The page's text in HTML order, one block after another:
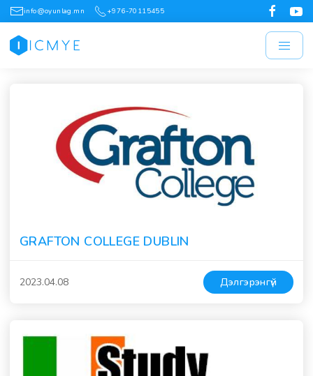
info@oyunlag.mn +976-70115455
GRAFTON COLLEGE DUBLIN
2023.04.08 Дэлгэрэнгүй